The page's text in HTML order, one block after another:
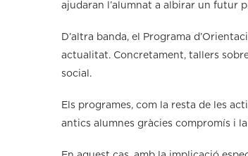
ajudaran l’alumnat a albirar un futur
D’altra banda, el Programa
actualitat. Concretament, tallers
social.
Els programes, com la resta de les
antics alumnes gràcies compromís i